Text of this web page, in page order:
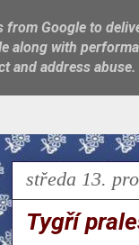
středa 13.
Tygří
from Google to
along with
and address abuse.